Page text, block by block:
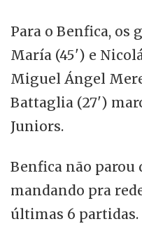
Para o Benfica, os
María (45') e
Miguel Ángel
Battaglia (27')
Juniors.
Benfica não parou
mandando pra
últimas 6 partidas.